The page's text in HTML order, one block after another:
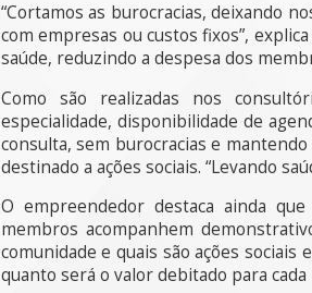
“Cortamos as burocracias, deixando
com empresas ou custos fixos”,
saúde, reduzindo a despesa dos
Como são realizadas nos
especialidade, disponibilidade de
consulta, sem burocracias e
destinado a ações sociais. “Levando
O empreendedor destaca ainda
membros acompanhem
comunidade e quais são ações
quanto será o valor debitado para